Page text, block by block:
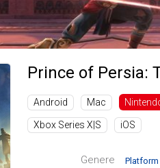
Prince of Persia:
Android Mac
Xbox Series X|S iOS
Genere Platform